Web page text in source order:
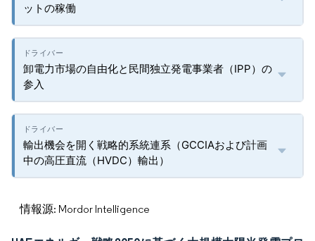
ットの稼働
卸電力市場の自由化と民間独立発電事業者（IPP）の
参入
輸出機会を開く戦略的系統連系（GCCIAおよび計画
中の高圧直流（HVDC）輸出）
情報源: Mordor Intelligence